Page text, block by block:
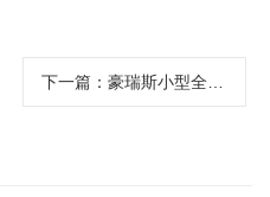
下一篇 ：豪瑞斯小型全版清废机：高效精准的印刷后道解决方案